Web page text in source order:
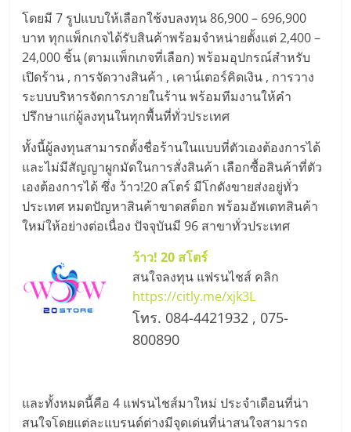
รน
ไชส์
ขาย
แฟ
รน
ไชส์
แฟ
รน
หน้า
บ้าน
ลงทุน
ทุน
และ
ขยาย
โดยมี 7 รูปแบบให้เลือกใช้งบลงทุน 86,900 – 696,900
บาท ทุกแพ็กเกจได้รับสินค้าพร้อมจำหน่ายตั้งแต่ 2,400 –
24,000 ชิ้น (ตามแพ็กเกจที่เลือก) พร้อมอุปกรณ์สำหรับ
เปิดร้าน , การจัดวางสินค้า , เคาน์เตอร์คิดเงิน , การวาง
ระบบบริหารจัดการภายในร้าน พร้อมทีมงานให้คำ
ปรึกษาแก่ผู้ลงทุนในทุกพื้นที่ทั่วประเทศ
ทั้งนี้ผู้ลงทุนสามารถตั้งชื่อร้านในแบบที่ตัวเองต้องการได้
และไม่มีสัญญาผูกมัดในการสั่งสินค้า เลือกซื้อสินค้าที่ตัว
เองต้องการได้ ซึ่ง ว้าว!20 สโตร์ มีโกดังขายส่งอยู่ทั่ว
ประเทศ หมดปัญหาสินค้าขาดสต็อก พร้อมอัพเดทสินค้า
ใหม่ให้อย่างต่อเนื่อง ปัจจุบันมี 96 สาขาทั่วประเทศ
ว้าว! 20 สโตร์
สนใจลงทุน แฟรนไชส์ คลิก
https://citly.me/xjk3L
โทร. 084-4421932 , 075-
800890
และทั้งหมดนี้คือ 4 แฟรนไชส์มาใหม่ ประจำเดือนที่น่า
สนใจโดยแต่ละแบรนด์ต่างมีจุดเด่นที่น่าสนใจสามารถ